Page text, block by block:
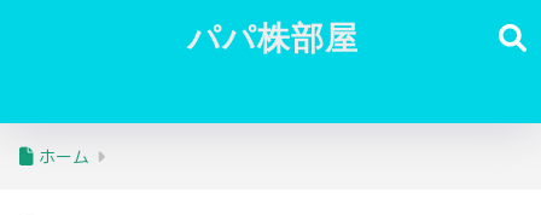
パパ株部屋
ホーム